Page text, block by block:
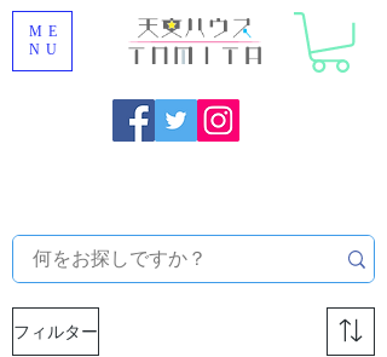
ME
NU
フィルター